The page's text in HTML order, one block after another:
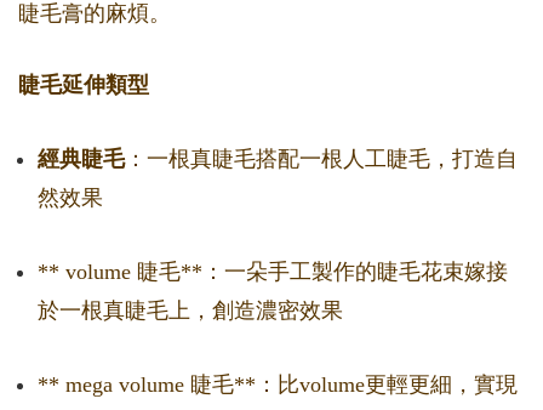
睫毛膏的麻煩。
睫毛延伸類型
經典睫毛：一根真睫毛搭配一根人工睫毛，打造自
然效果
** volume 睫毛**：一朵手工製作的睫毛花束嫁接
於一根真睫毛上，創造濃密效果
** mega volume 睫毛**：比volume更輕更細，實現